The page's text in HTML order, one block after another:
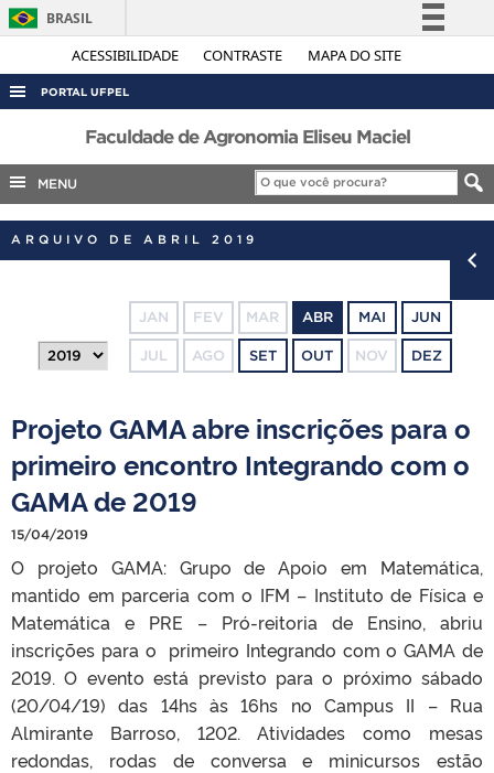
ACESSIBILIDADE CONTRASTE MAPA DO SITE
BRASIL
Simplifique!
Legislação
Canais
PORTAL UFPEL
ACESSO À INFORMAÇÃO
AUDITORIA
COBALTO
CONCURSOS
OUVIDORIA
TELEFONES
Faculdade de Agronomia Eliseu Maciel
MENU
ARQUIVO DE ABRIL 2019
JAN FEV MAR ABR MAI JUN
JUL AGO SET OUT NOV DEZ
Projeto GAMA abre inscrições para o
primeiro encontro Integrando com o
GAMA de 2019
15/04/2019
O projeto GAMA: Grupo de Apoio em Matemática,
mantido em parceria com o IFM – Instituto de Física e
Matemática e PRE – Pró-reitoria de Ensino, abriu
inscrições para o primeiro Integrando com o GAMA de
2019. O evento está previsto para o próximo sábado
(20/04/19) das 14hs às 16hs no Campus II – Rua
Almirante Barroso, 1202. Atividades como mesas
redondas, rodas de conversa e minicursos estão